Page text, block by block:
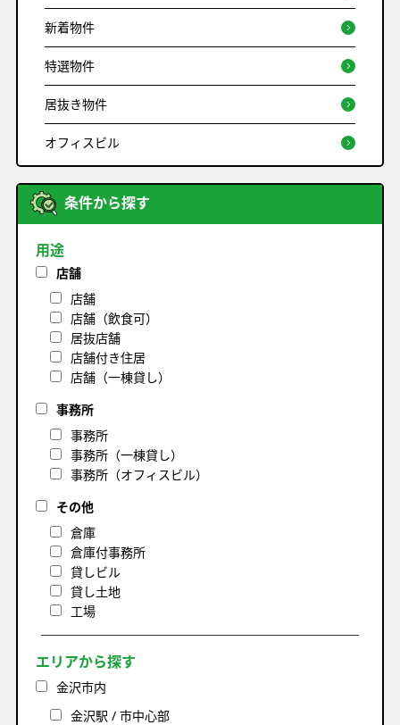
新着物件
特選物件
居抜き物件
オフィスビル
条件から探す
用途
店舗
店舗
店舗（飲食可）
居抜店舗
店舗付き住居
店舗（一棟貸し）
事務所
事務所
事務所（一棟貸し）
事務所（オフィスビル）
その他
倉庫
倉庫付事務所
貸しビル
貸し土地
工場
エリアから探す
金沢市内
金沢駅 / 市中心部